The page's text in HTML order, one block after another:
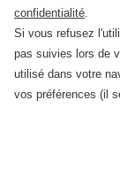
confidentialité
Si vous refusez
pas suivies lors de
utilisé dans votre
vos préférences (il